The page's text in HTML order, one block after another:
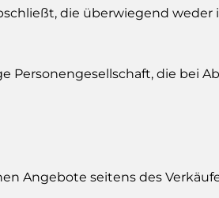
die überwiegend
Personengesellschaft, die bei
Angebote seitens des